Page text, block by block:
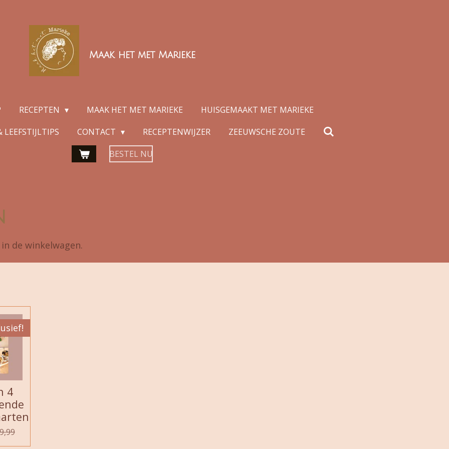
Maak het met Marieke
RECEPTEN MAAK HET MET MARIEKE
HUISGEMAAKT MET MARIEKE
LEEFSTIJLTIPS CONTACT RECEPTENWIJZER
ZEEUWSCHE ZOUTE
BESTEL NU
de winkelwagen.
4